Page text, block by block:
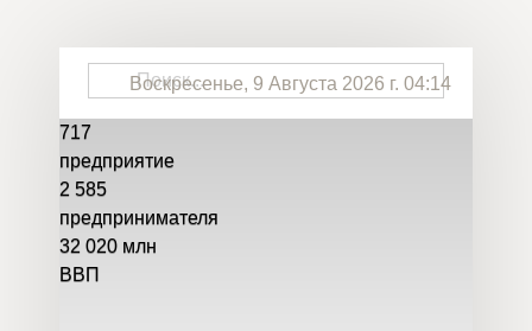
Воскресенье, 9 Августа 2026 г. 04:14
717
предприятие
2 585
предпринимателя
32 020 млн
ВВП